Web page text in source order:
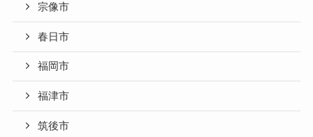
宗像市
春日市
福岡市
福津市
筑後市